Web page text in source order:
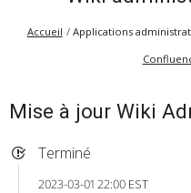
Accueil Applications
Mise à jour Wiki
Terminé
2023-03-01 22:00 EST